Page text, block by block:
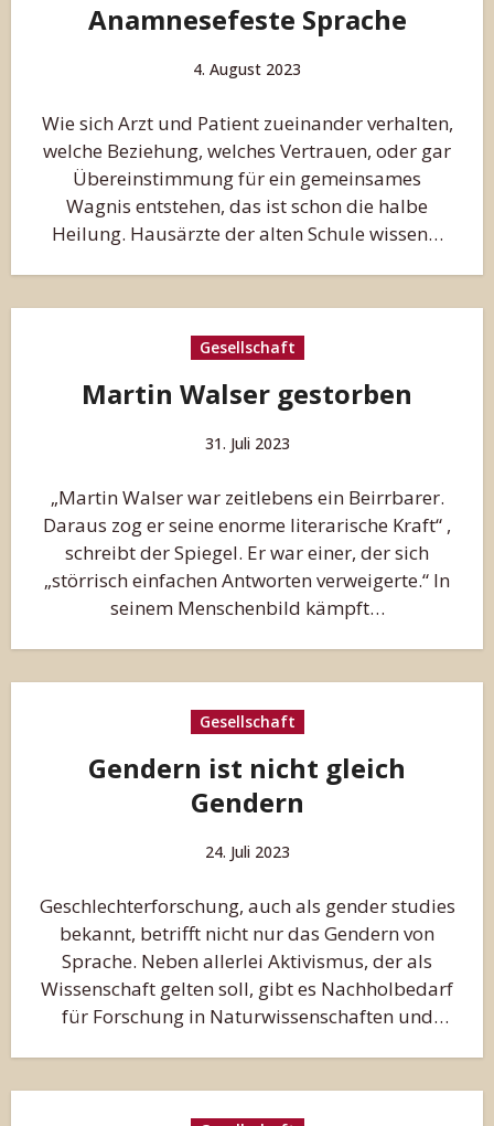
Anamnesefeste Sprache
4. August 2023
Wie sich Arzt und Patient zueinander verhalten,
welche Beziehung, welches Vertrauen, oder gar
Übereinstimmung für ein gemeinsames
Wagnis entstehen, das ist schon die halbe
Heilung. Hausärzte der alten Schule wissen…
Gesellschaft
Martin Walser gestorben
31. Juli 2023
„Martin Walser war zeitlebens ein Beirrbarer.
Daraus zog er seine enorme literarische Kraft“ ,
schreibt der Spiegel. Er war einer, der sich
„störrisch einfachen Antworten verweigerte.“ In
seinem Menschenbild kämpft…
Gesellschaft
Gendern ist nicht gleich
Gendern
24. Juli 2023
Geschlechterforschung, auch als gender studies
bekannt, betrifft nicht nur das Gendern von
Sprache. Neben allerlei Aktivismus, der als
Wissenschaft gelten soll, gibt es Nachholbedarf
für Forschung in Naturwissenschaften und